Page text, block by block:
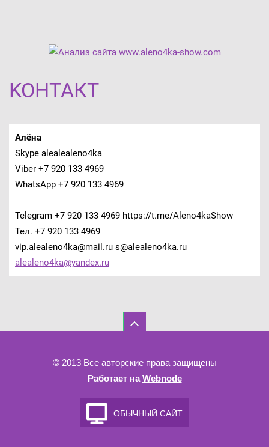
KOНТАКТ
Алёна
Skype alealealeno4ka
Viber +7 920 133 4969
WhatsApp +7 920 133 4969
Telegram +7 920 133 4969 https://t.me/Aleno4kaShow
Тел. +7 920 133 4969
vip.alealeno4ka@mail.ru s@alealeno4ka.ru
alealeno4ka@yandex.ru
© 2013 Все авторские права защищены
Работает наWebnode
ОБЫЧНЫЙ САЙТ